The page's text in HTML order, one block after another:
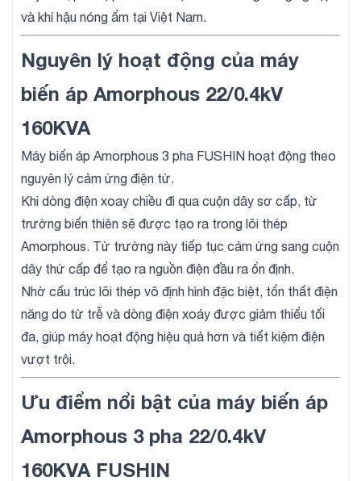
và khí hậu nóng ẩm tại Việt Nam.
Nguyên lý hoạt động của máy
biến áp Amorphous 22/0.4kV
160KVA
Máy biến áp Amorphous 3 pha FUSHIN hoạt động theo
nguyên lý cảm ứng điện từ.
Khi dòng điện xoay chiều đi qua cuộn dây sơ cấp, từ
trường biến thiên sẽ được tạo ra trong lõi thép
Amorphous. Từ trường này tiếp tục cảm ứng sang cuộn
dây thứ cấp để tạo ra nguồn điện đầu ra ổn định.
Nhờ cấu trúc lõi thép vô định hình đặc biệt, tổn thất điện
năng do từ trễ và dòng điện xoáy được giảm thiểu tối
đa, giúp máy hoạt động hiệu quả hơn và tiết kiệm điện
vượt trội.
Ưu điểm nổi bật của máy biến áp
Amorphous 3 pha 22/0.4kV
160KVA FUSHIN